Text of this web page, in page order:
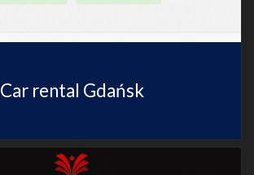
Car rental Gdańsk